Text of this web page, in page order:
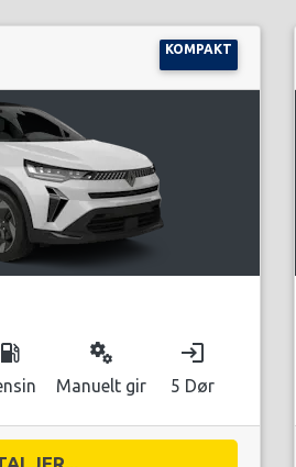
KOMPAKT
local_gas_station miscellaneous_services
Manuelt gir
login
5 Dør